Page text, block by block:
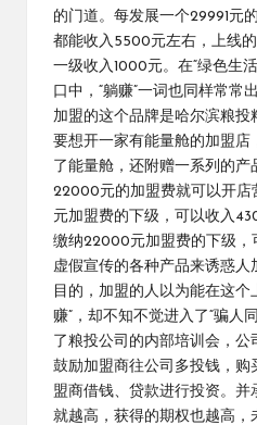
的门道。每发展一个29991元
都能收入5500元左右，上线
一级收入1000元。在“绿色生
口中，“躺赚”一词也同样常常
加盟的这个品牌是哈尔滨粮投
要想开一家有能量舱的加盟
了能量舱，还附赠一系列的
22000元的加盟费就可以开店
元加盟费的下级，可以收入
缴纳22000元加盟费的下级，
虚假宣传的各种产品来诱惑
目的，加盟的人以为能在这个
赚”，却不知不觉进入了“骗人
了粮投公司的内部培训会，
鼓励加盟商往公司多投钱，购
盟商借钱、贷款进行投资。并
就越高，获得的期权也越高，